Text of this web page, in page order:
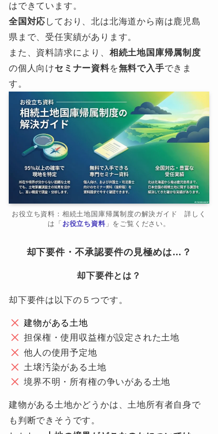
はできています。
全国対応 しており、北は北海道から南は鹿児島
県まで、受任実績があります。
また、資料請求により、 相続土地国庫帰属制度
の個人向けセミナー資料を無料で入手できま
す。
お役立ち資料：相続土地国庫帰属制度の解決ガイド 詳しく
は「 お役立ち資料」をご覧ください。
却下要件・不承認要件の見極めは…？
却下要件とは？
却下要件は以下の５つです。
建物がある土地
担保権・使用収益権が設定された土地
他人の使用予定地
土壌汚染がある土地
境界不明・所有権の争いがある土地
建物がある土地かどうかは、土地所有者自身で
も判断できそうです。